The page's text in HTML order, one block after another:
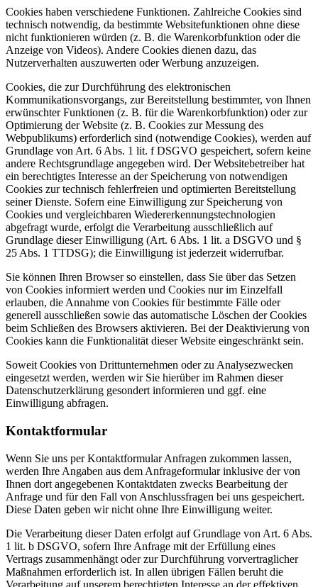
Cookies haben verschiedene Funktionen. Zahlreiche Cookies sind
technisch notwendig, da bestimmte Websitefunktionen ohne diese
nicht funktionieren würden (z. B. die Warenkorbfunktion oder die
Anzeige von Videos). Andere Cookies dienen dazu, das
Nutzerverhalten auszuwerten oder Werbung anzuzeigen.
Cookies, die zur Durchführung des elektronischen
Kommunikationsvorgangs, zur Bereitstellung bestimmter, von Ihnen
erwünschter Funktionen (z. B. für die Warenkorbfunktion) oder zur
Optimierung der Website (z. B. Cookies zur Messung des
Webpublikums) erforderlich sind (notwendige Cookies), werden auf
Grundlage von Art. 6 Abs. 1 lit. f DSGVO gespeichert, sofern keine
andere Rechtsgrundlage angegeben wird. Der Websitebetreiber hat
ein berechtigtes Interesse an der Speicherung von notwendigen
Cookies zur technisch fehlerfreien und optimierten Bereitstellung
seiner Dienste. Sofern eine Einwilligung zur Speicherung von
Cookies und vergleichbaren Wiedererkennungstechnologien
abgefragt wurde, erfolgt die Verarbeitung ausschließlich auf
Grundlage dieser Einwilligung (Art. 6 Abs. 1 lit. a DSGVO und §
25 Abs. 1 TTDSG); die Einwilligung ist jederzeit widerrufbar.
Sie können Ihren Browser so einstellen, dass Sie über das Setzen
von Cookies informiert werden und Cookies nur im Einzelfall
erlauben, die Annahme von Cookies für bestimmte Fälle oder
generell ausschließen sowie das automatische Löschen der Cookies
beim Schließen des Browsers aktivieren. Bei der Deaktivierung von
Cookies kann die Funktionalität dieser Website eingeschränkt sein.
Soweit Cookies von Drittunternehmen oder zu Analysezwecken
eingesetzt werden, werden wir Sie hierüber im Rahmen dieser
Datenschutzerklärung gesondert informieren und ggf. eine
Einwilligung abfragen.
Kontaktformular
Wenn Sie uns per Kontaktformular Anfragen zukommen lassen,
werden Ihre Angaben aus dem Anfrageformular inklusive der von
Ihnen dort angegebenen Kontaktdaten zwecks Bearbeitung der
Anfrage und für den Fall von Anschlussfragen bei uns gespeichert.
Diese Daten geben wir nicht ohne Ihre Einwilligung weiter.
Die Verarbeitung dieser Daten erfolgt auf Grundlage von Art. 6 Abs.
1 lit. b DSGVO, sofern Ihre Anfrage mit der Erfüllung eines
Vertrags zusammenhängt oder zur Durchführung vorvertraglicher
Maßnahmen erforderlich ist. In allen übrigen Fällen beruht die
Verarbeitung auf unserem berechtigten Interesse an der effektiven